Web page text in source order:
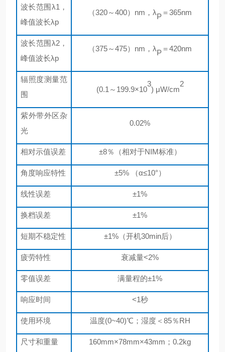
波长范围 λ1，
峰值波长λp
（320～400）nm，λP＝365nm
波长范围 λ2，
峰值波长λp
（375～475）nm，λP＝420nm
辐照度测量范
围
(0.1～199.9×10
3
) μW/cm
2
紫外带外区杂
光
0.02%
相对示值误差 ±8％（相对于NIM标准）
角度响应特性 ±5% （α≤10°）
线性误差 ±1%
换档误差 ±1%
短期不稳定性 ±1%（开机30min后）
疲劳特性 衰减量<2%
零值误差 满量程的±1%
响应时间 <1秒
使用环境 温度(0~40)℃；湿度＜85％RH
尺寸和重量 160mm×78mm×43mm；0.2kg